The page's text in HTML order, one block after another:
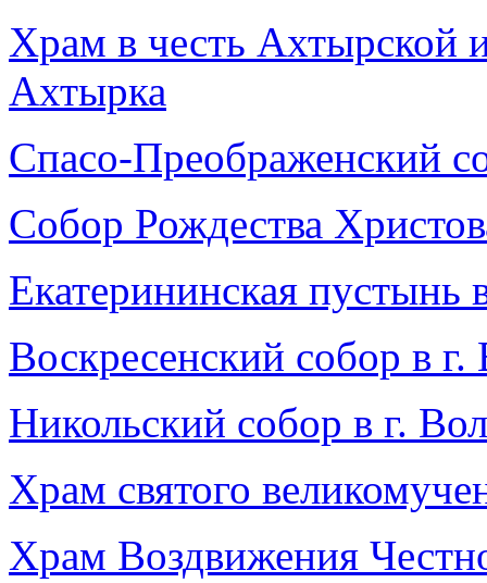
Храм в честь Ахтырской
Ахтырка
Спасо-Преображенский
Собор Рождества
Екатерининская пустынь
Воскресенский собор в г.
Никольский собор в г.
Храм святого
Храм Воздвижения